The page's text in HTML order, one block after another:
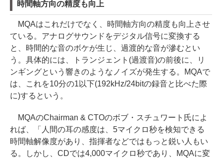
時間軸方向の精度も向上
MQAはこれだけでなく、時間軸方向の精度も向上させ
ている。アナログサウンドをデジタル信号に変換する
と、時間的な音のボケが生じ、過渡的な音が滲むとい
う。具体的には、トランジェント(過渡音)の前後に、リ
ンギングという響きのようなノイズが発生する。MQAで
は、これを10分の1以下(192kHz/24bitの録音と比べた際
に)するという。
MQAのChairman & CTOのボブ・スチュワート氏によ
れば、「人間の耳の感度は、5マイクロ秒を検知できる
時間軸解像度があり、指揮者などではもっと鋭い人もい
る。しかし、CDでは4,000マイクロ秒であり、MQAに変